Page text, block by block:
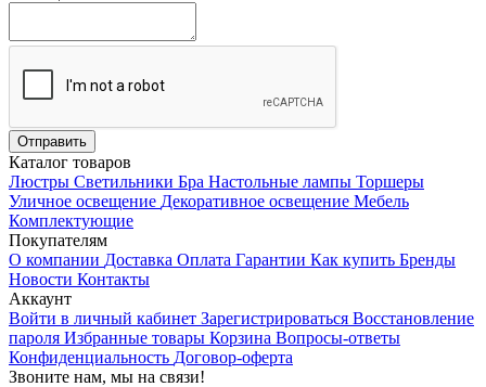
Каталог товаров
Люстры Светильники Бра Настольные лампы Торшеры
Уличное освещение Декоративное освещение Мебель
Комплектующие
Покупателям
О компании Доставка Оплата Гарантии Как купить Бренды
Новости Контакты
Аккаунт
Войти в личный кабинет Зарегистрироваться Восстановление
пароля Избранные товары Корзина Вопросы-ответы
Конфиденциальность Договор-оферта
Звоните нам, мы на связи!